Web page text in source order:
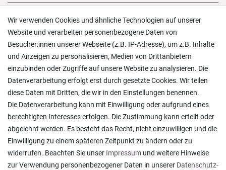
Versand und Zahlung
Rücksendungen
Lieferung in die Schweiz
Pflegesymbole
Lagerverkauf
Ratgeber & News
Ein einfach toller Service - prompte Lieferung und
sogar mit Pflegehinweis!
Datum der Veröffentlichung: 05.08.2026
Datum der Kauferfahrung: 29.07.2026
Wir verwenden Cookies und ähnliche Technologien auf unserer
Website und verarbeiten personenbezogene Daten von
Besucher:innen unserer Webseite (z.B. IP-Adresse), um z.B. Inhalte
und Anzeigen zu personalisieren, Medien von Drittanbietern
einzubinden oder Zugriffe auf unsere Website zu analysieren. Die
Datenverarbeitung erfolgt erst durch gesetzte Cookies. Wir teilen
diese Daten mit Dritten, die wir in den Einstellungen benennen.
Die Datenverarbeitung kann mit Einwilligung oder aufgrund eines
berechtigten Interesses erfolgen. Die Zustimmung kann erteilt oder
abgelehnt werden. Es besteht das Recht, nicht einzuwilligen und die
Einwilligung zu einem späteren Zeitpunkt zu ändern oder zu
widerrufen. Beachten Sie unser Impressum und weitere Hinweise
zur Verwendung personenbezogener Daten in unserer Daten­schutz­